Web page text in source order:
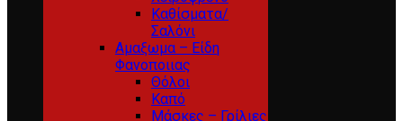
Καθίσματα/
Σαλόνι
Αμαξωμα – Είδη
Φανοποιιας
Θόλοι
Καπό
Μάσκες – Γρίλιες